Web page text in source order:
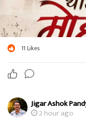
11 Likes
Jigar Ashok
2 hour ago